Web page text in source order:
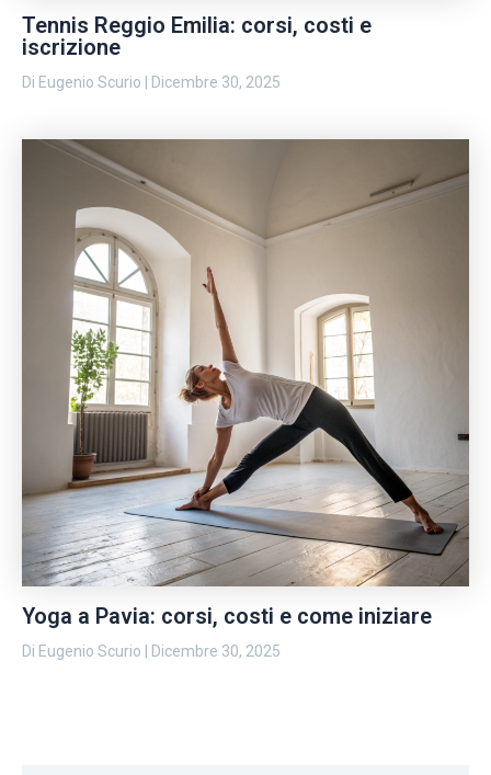
Tennis Reggio Emilia: corsi, costi e
iscrizione
Di Eugenio Scurio Dicembre 30, 2025
Yoga a Pavia: corsi, costi e come iniziare
Di Eugenio Scurio Dicembre 30, 2025